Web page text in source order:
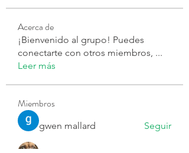
Acerca de
¡Bienvenido al grupo! Puedes
conectarte con otros miembros, ...
Leer más
Miembros
gwen mallard Seguir